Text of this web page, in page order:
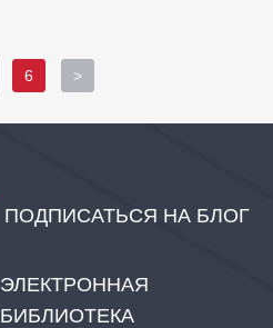
6 >
ПОДПИСАТЬСЯ НА БЛОГ
ЭЛЕКТРОННАЯ
БИБЛИОТЕКА